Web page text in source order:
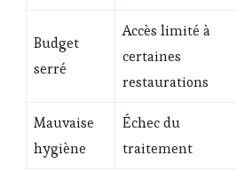
Budget
serré
Accès limité à
certaines
restaurations
Mauvaise
hygiène
Échec du
traitement